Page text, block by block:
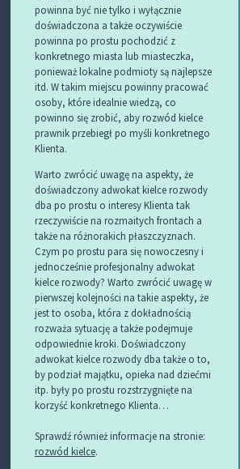
powinna być nie tylko i wyłącznie
doświadczona a także oczywiście
powinna po prostu pochodzić z
konkretnego miasta lub miasteczka,
ponieważ lokalne podmioty są najlepsze
itd. W takim miejscu powinny pracować
osoby, które idealnie wiedzą, co
powinno się zrobić, aby rozwód kielce
prawnik przebiegł po myśli konkretnego
Klienta.
Warto zwrócić uwagę na aspekty, że
doświadczony adwokat kielce rozwody
dba po prostu o interesy Klienta tak
rzeczywiście na rozmaitych frontach a
także na różnorakich płaszczyznach.
Czym po prostu para się nowoczesny i
jednocześnie profesjonalny adwokat
kielce rozwody? Warto zwrócić uwagę w
pierwszej kolejności na takie aspekty, że
jest to osoba, która z dokładnością
rozważa sytuację a także podejmuje
odpowiednie kroki. Doświadczony
adwokat kielce rozwody dba także o to,
by podział majątku, opieka nad dziećmi
itp. były po prostu rozstrzygnięte na
korzyść konkretnego Klienta…
Sprawdź również informacje na stronie:
rozwód kielce.